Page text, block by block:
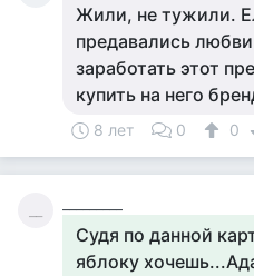
Жили, не тужили.
предавались
заработать этот
купить на него
8 лет 0 0
Судя по данной
яблоку